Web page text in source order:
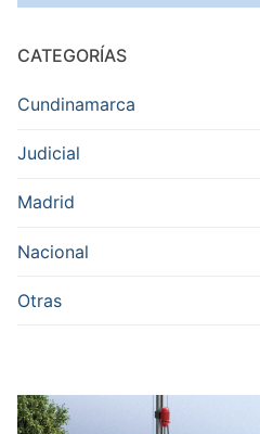
CATEGORÍAS
Cundinamarca
Judicial
Madrid
Nacional
Otras